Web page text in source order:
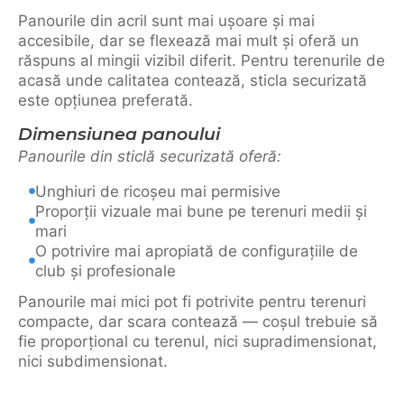
Panourile din acril sunt mai ușoare și mai
accesibile, dar se flexează mai mult și oferă un
răspuns al mingii vizibil diferit. Pentru terenurile de
acasă unde calitatea contează, sticla securizată
este opțiunea preferată.
Dimensiunea panoului
Panourile din sticlă securizată oferă:
Unghiuri de ricoșeu mai permisive
Proporții vizuale mai bune pe terenuri medii și
mari
O potrivire mai apropiată de configurațiile de
club și profesionale
Panourile mai mici pot fi potrivite pentru terenuri
compacte, dar scara contează — coșul trebuie să
fie proporțional cu terenul, nici supradimensionat,
nici subdimensionat.